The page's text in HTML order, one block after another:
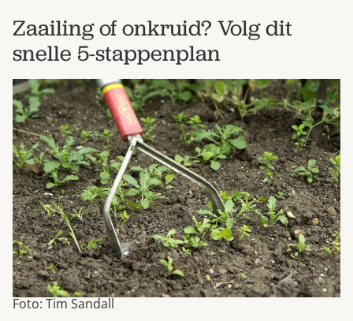
Zaailing of onkruid? Volg dit
snelle 5-stappenplan
Foto: Tim Sandall